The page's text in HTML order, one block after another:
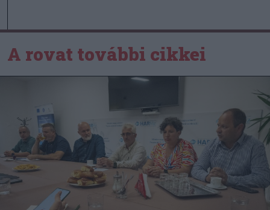
A rovat további cikkei